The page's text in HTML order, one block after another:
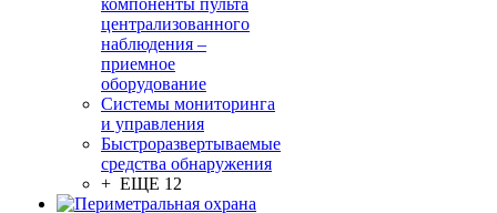
компоненты пульта
централизованного
наблюдения –
приемное
оборудование
Системы мониторинга
и управления
Быстроразвертываемые
средства обнаружения
+ ЕЩЕ 12